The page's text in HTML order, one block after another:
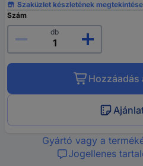
Szaküzlet készletének megtekintése
Szám
db
Hozzáadás
Gyártó vagy a
Jogellenes